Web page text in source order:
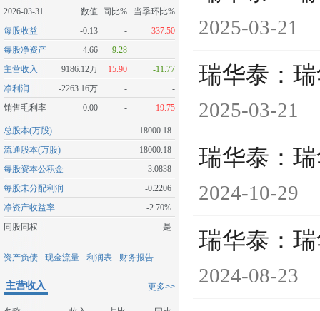
2026-03-31 数值 同比%
当季环比%
每股收益
-0.13 -
337.50
每股净资产
4.66 -9.28
-
主营收入
9186.12万 15.90
-11.77
净利润
-2263.16万 -
-
销售毛利率
0.00 - 19.75
总股本(万股)
18000.18
流通股本(万股)
18000.18
每股资本公积金
3.0838
每股未分配利润
-0.2206
净资产收益率
-2.70%
同股同权
是
资产负债 现金流量 利润表 财务报告
更多>>
主营收入
2025-03-21
瑞华泰：
2025-03-21
瑞华泰：
2024-10-29
瑞华泰：
2024-08-23